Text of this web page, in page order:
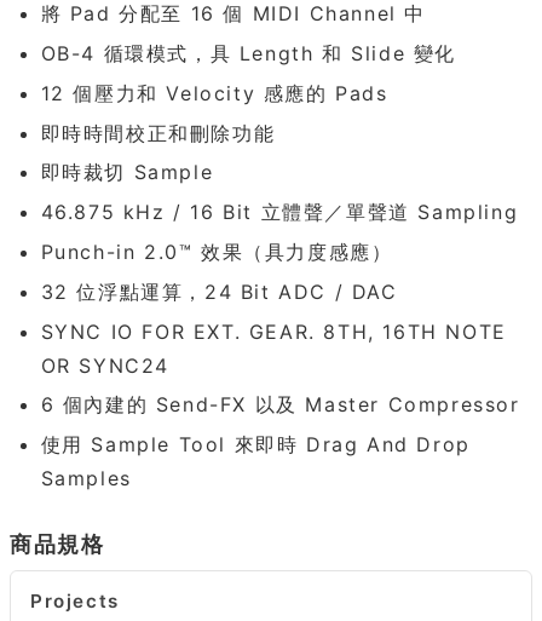
將 Pad 分配至 16 個 MIDI Channel 中
OB-4 循環模式，具 Length 和 Slide 變化
12 個壓力和 Velocity 感應的 Pads
即時時間校正和刪除功能
即時裁切 Sample
46.875 kHz / 16 Bit 立體聲／單聲道 Sampling
Punch-in 2.0™ 效果（具力度感應）
32 位浮點運算，24 Bit ADC / DAC
SYNC IO FOR EXT. GEAR. 8TH, 16TH NOTE
OR SYNC24
6 個內建的 Send-FX 以及 Master Compressor
使用 Sample Tool 來即時 Drag And Drop
Samples
商品規格
Projects